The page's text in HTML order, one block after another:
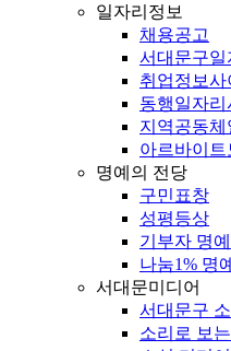
일자리정보
채용공고
서대문구일
취업정보사
동행일자리
지역공동체
아르바이트
명예의 전당
구민표창
성평등상
기부자 명
나눔1% 명
서대문미디어
서대문구
소리로 보